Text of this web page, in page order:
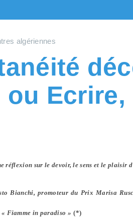
algériennes
ou
réflexion sur le devoir, le sens et le plaisir
Bianchi, promoteur du Prix Marisa
Fiamme in paradiso » (*)